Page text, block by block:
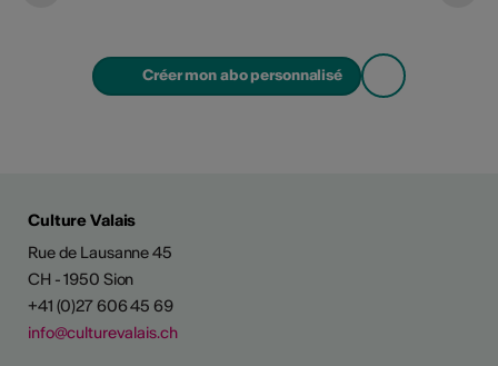
Créer mon abo personnalisé
Culture Valais
Rue de Lausanne 45
CH - 1950 Sion
+41 (0)27 606 45 69
info@culturevalais.ch